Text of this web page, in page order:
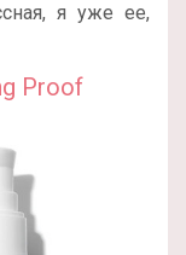
я уже ее,
Proof